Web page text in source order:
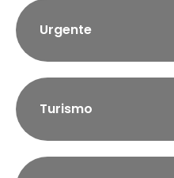
Urgente
Turismo